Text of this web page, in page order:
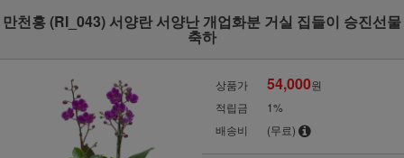
만천홍 (RI_043) 서양란 서양난 개업화분 거실 집들이 승진선물
축하
상품가 54,000원
적립금
1%
배송비
(무료)